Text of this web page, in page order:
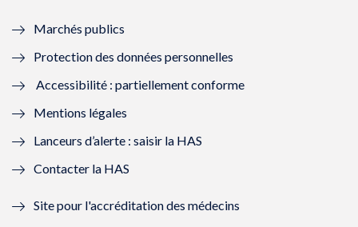
n
ê
t
r
e
)
n
ê
r
)
ê
t
e
ê
)
Marchés publics
Protection des données personnelles
Accessibilité : partiellement conforme
Mentions légales
Lanceurs d’alerte : saisir la HAS
Contacter la HAS
Site pour l'accréditation des médecins